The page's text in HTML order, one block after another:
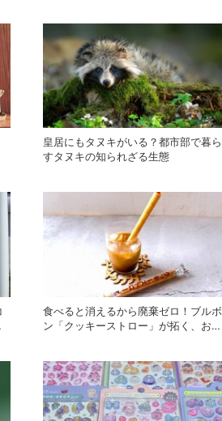
皇居にもタヌキがいる？都市部で暮ら
すタヌキの知られざる生態
食べると消えるから廃棄ゼロ！ブルボ
ン「クッキーストロー」が拓く、おい